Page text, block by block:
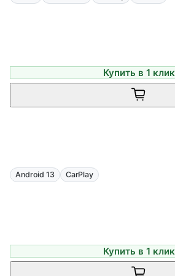
Купить в 1 клик
Android 13 CarPlay
Купить в 1 клик